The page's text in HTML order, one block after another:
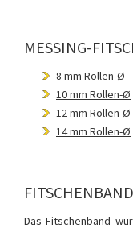
MESSING-
8 mm Rollen-Ø
10 mm Rollen-Ø
12 mm Rollen-Ø
14 mm Rollen-Ø
Das Fitschenband